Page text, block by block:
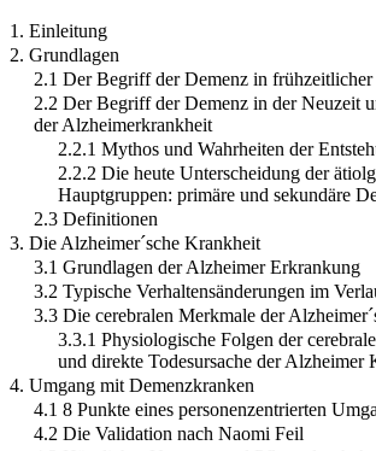
1. Einleitung
2. Grundlagen
2.1 Der Begriff der Demenz in frühzeitlicher
2.2 Der Begriff der Demenz in der Neuzeit
der Alzheimerkrankheit
2.2.1 Mythos und Wahrheiten der
2.2.2 Die heute Unterscheidung der
Hauptgruppen: primäre und sekundäre
2.3 Definitionen
3. Die Alzheimer´sche Krankheit
3.1 Grundlagen der Alzheimer Erkrankung
3.2 Typische Verhaltensänderungen im
3.3 Die cerebralen Merkmale der
3.3.1 Physiologische Folgen der
und direkte Todesursache der Alzheimer
4. Umgang mit Demenzkranken
4.1 8 Punkte eines personenzentrierten
4.2 Die Validation nach Naomi Feil